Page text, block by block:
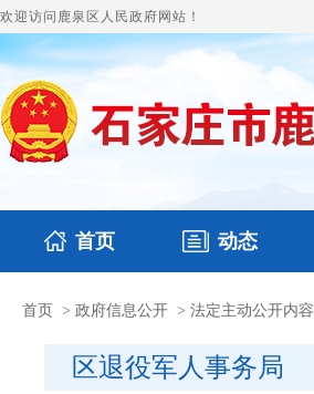
欢迎访问鹿泉区人民政府网站！
首页 动态
国务要闻 鹿泉要闻
本区文件
首页 > 政府信息公开 > 法定主动公开内容
区退役军人事务局